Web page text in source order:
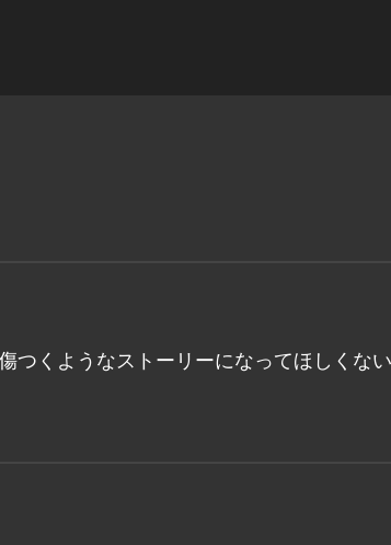
つくようなストーリーになってほしくな